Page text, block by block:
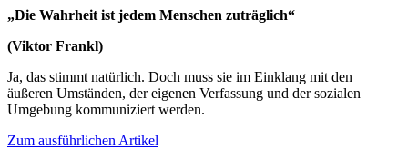
„Die Wahrheit ist jedem Menschen zuträglich“
(Viktor Frankl)
Ja, das stimmt natürlich. Doch muss sie im Einklang mit den
äußeren Umständen, der eigenen Verfassung und der sozialen
Umgebung kommuniziert werden.
Zum ausführlichen Artikel